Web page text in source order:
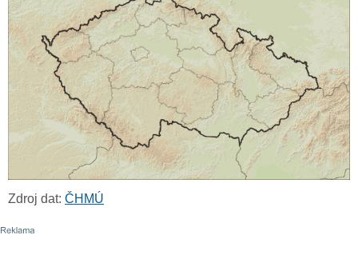
Zdroj dat: ČHMÚ